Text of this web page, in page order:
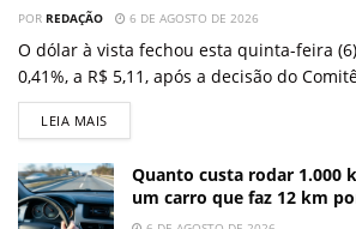
POR REDAÇÃO 6 DE AGOSTO DE 2026
O dólar à vista fechou esta quinta-feira
0,41%, a R$ 5,11, após a decisão do
LEIA MAIS
Quanto custa rodar 1.000
um carro que faz 12 km